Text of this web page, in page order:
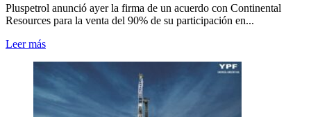
Pluspetrol anunció ayer la firma de un acuerdo con Continental
Resources para la venta del 90% de su participación en...
Leer más